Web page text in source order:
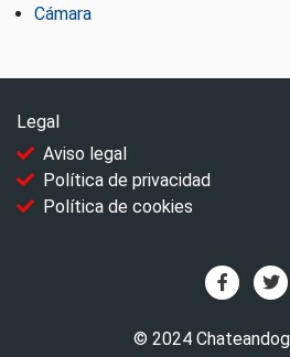
Cámara
Legal
Aviso legal
Política de privacidad
Política de cookies
© 2024